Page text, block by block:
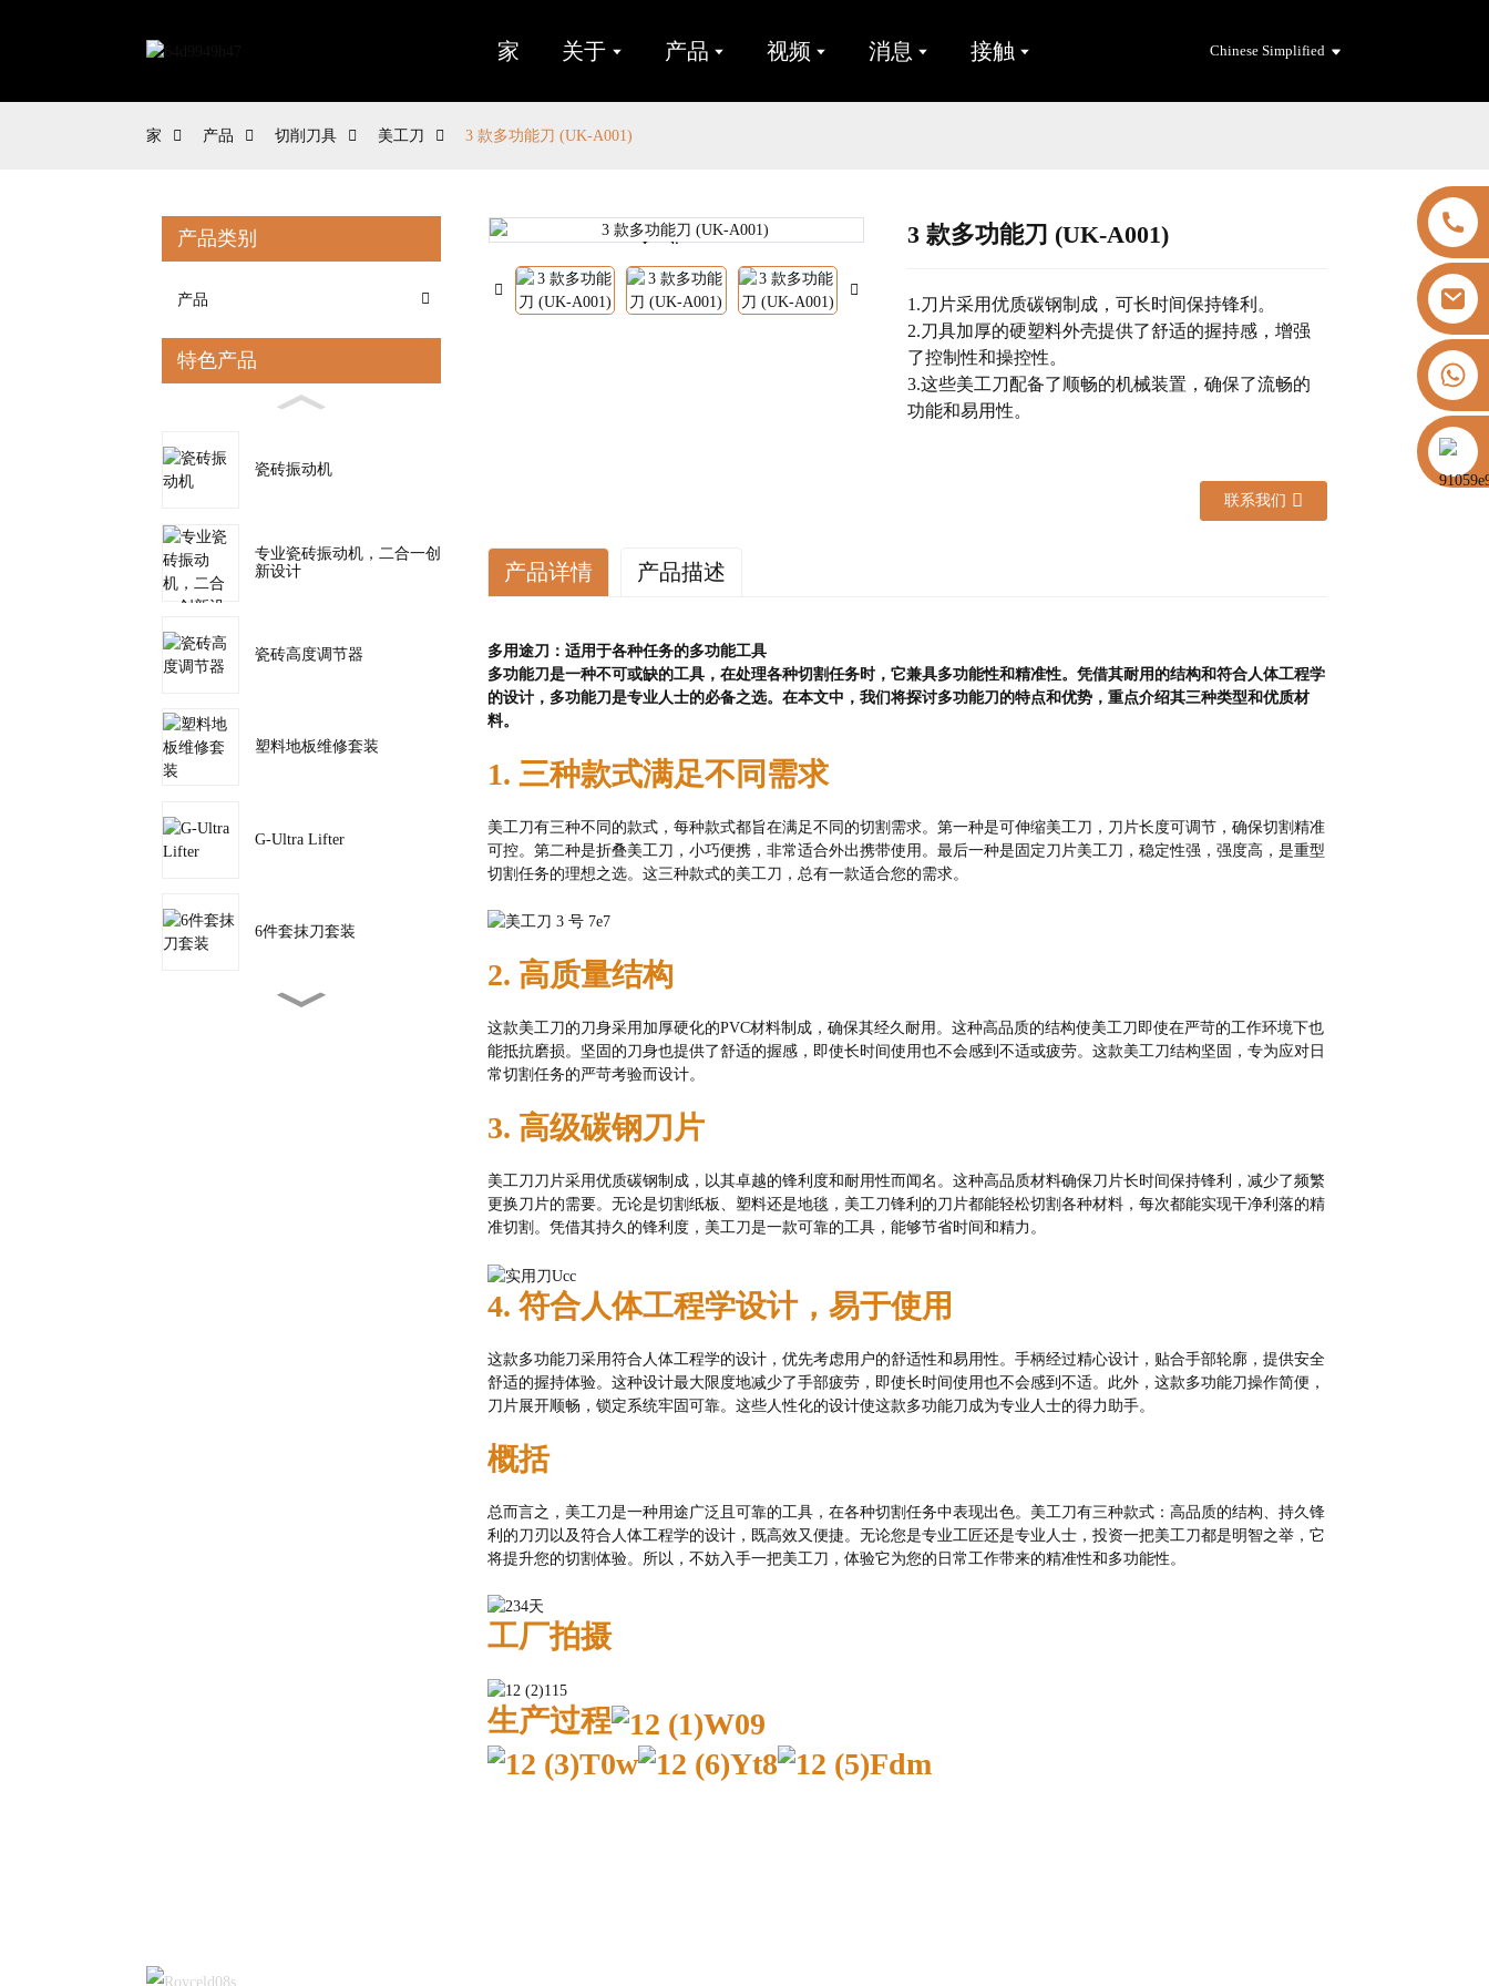
家 关于 产品 视频 消息 接触 Chinese Simplified
家 产品 切削刀具 美工刀 3 款多功能刀 (UK-A001)
产品类别
产品
特色产品
瓷砖振动机
专业瓷砖振动机，二合一创
新设计
瓷砖高度调节器
塑料地板维修套装
G-Ultra Lifter
6件套抹刀套装
Loading...
Loading... Loading...
Loading... Loading...
Loading...
3 款多功能刀 (UK-A001)
1.刀片采用优质碳钢制成，可长时间保持锋利。
2.刀具加厚的硬塑料外壳提供了舒适的握持感，增强
了控制性和操控性。
3.这些美工刀配备了顺畅的机械装置，确保了流畅的
功能和易用性。
联系我们
产品详情 产品描述
多用途刀：适用于各种任务的多功能工具
多功能刀是一种不可或缺的工具，在处理各种切割任务时，它兼具多功能性和精准性。凭借其耐用的结构和符合人体工程学
的设计，多功能刀是专业人士的必备之选。在本文中，我们将探讨多功能刀的特点和优势，重点介绍其三种类型和优质材
料。
1. 三种款式满足不同需求
美工刀有三种不同的款式，每种款式都旨在满足不同的切割需求。第一种是可伸缩美工刀，刀片长度可调节，确保切割精准
可控。第二种是折叠美工刀，小巧便携，非常适合外出携带使用。最后一种是固定刀片美工刀，稳定性强，强度高，是重型
切割任务的理想之选。这三种款式的美工刀，总有一款适合您的需求。
2. 高质量结构
这款美工刀的刀身采用加厚硬化的PVC材料制成，确保其经久耐用。这种高品质的结构使美工刀即使在严苛的工作环境下也
能抵抗磨损。坚固的刀身也提供了舒适的握感，即使长时间使用也不会感到不适或疲劳。这款美工刀结构坚固，专为应对日
常切割任务的严苛考验而设计。
3. 高级碳钢刀片
美工刀刀片采用优质碳钢制成，以其卓越的锋利度和耐用性而闻名。这种高品质材料确保刀片长时间保持锋利，减少了频繁
更换刀片的需要。无论是切割纸板、塑料还是地毯，美工刀锋利的刀片都能轻松切割各种材料，每次都能实现干净利落的精
准切割。凭借其持久的锋利度，美工刀是一款可靠的工具，能够节省时间和精力。
4. 符合人体工程学设计，易于使用
这款多功能刀采用符合人体工程学的设计，优先考虑用户的舒适性和易用性。手柄经过精心设计，贴合手部轮廓，提供安全
舒适的握持体验。这种设计最大限度地减少了手部疲劳，即使长时间使用也不会感到不适。此外，这款多功能刀操作简便，
刀片展开顺畅，锁定系统牢固可靠。这些人性化的设计使这款多功能刀成为专业人士的得力助手。
概括
总而言之，美工刀是一种用途广泛且可靠的工具，在各种切割任务中表现出色。美工刀有三种款式：高品质的结构、持久锋
利的刀刃以及符合人体工程学的设计，既高效又便捷。无论您是专业工匠还是专业人士，投资一把美工刀都是明智之举，它
将提升您的切割体验。所以，不妨入手一把美工刀，体验它为您的日常工作带来的精准性和多功能性。
工厂拍摄
生产过程